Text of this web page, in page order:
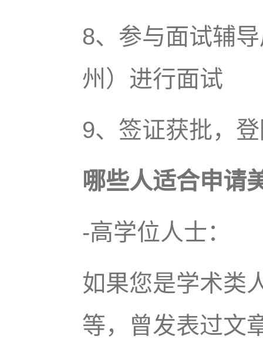
8、参与面试辅
州）进行面试
9、签证获批，
哪些人适合申请
-高学位人士：
如果您是学术类
等，曾发表过文